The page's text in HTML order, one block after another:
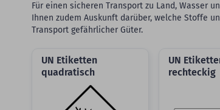
Für einen sicheren Transport zu Land, Wasser
Ihnen zudem Auskunft darüber, welche Stoffe
Transport gefährlicher Güter.
UN Etiketten
quadratisch
UN
rechteckig